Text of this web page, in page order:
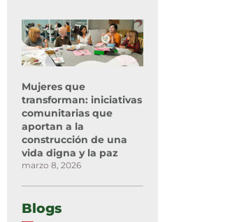
Mujeres que
transforman: iniciativas
comunitarias que
aportan a la
construcción de una
vida digna y la paz
marzo 8, 2026
Blogs